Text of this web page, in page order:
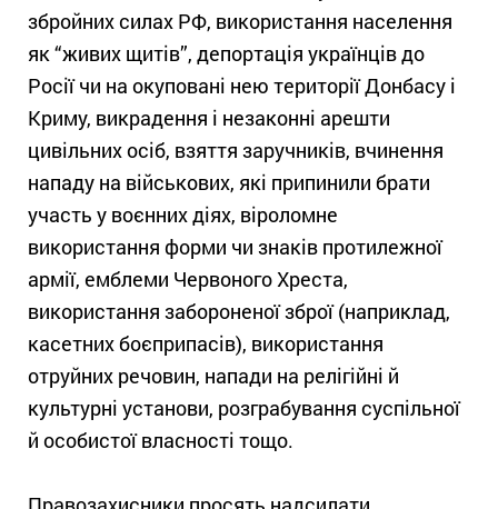
збройних силах РФ, використання населення
як “живих щитів”, депортація українців до
Росії чи на окуповані нею території Донбасу і
Криму, викрадення і незаконні арешти
цивільних осіб, взяття заручників, вчинення
нападу на військових, які припинили брати
участь у воєнних діях, віроломне
використання форми чи знаків протилежної
армії, емблеми Червоного Хреста,
використання забороненої зброї (наприклад,
касетних боєприпасів), використання
отруйних речовин, напади на релігійні й
культурні установи, розграбування суспільної
й особистої власності тощо.